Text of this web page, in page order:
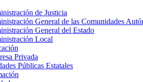
de Justicia
General de las Comunidades
General del Estado
Local
Privada
Públicas Estatales